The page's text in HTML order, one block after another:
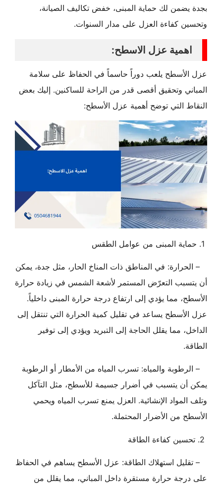
بجدة يضمن لك حماية المبنى، خفض تكاليف الصيانة،
وتحسين كفاءة العزل على مدار السنوات.
اهمية عزل الاسطح:
عزل الأسطح يلعب دوراً حاسماً في الحفاظ على سلامة
المباني وتحقيق أقصى قدر من الراحة للساكنين. إليك بعض
النقاط التي توضح أهمية عزل الأسطح:
– الحرارة: في المناطق ذات المناخ الحار، مثل جدة، يمكن
أن يتسبب التعرّض المستمر لأشعة الشمس في زيادة حرارة
الأسطح، مما يؤدي إلى ارتفاع درجة حرارة المبنى داخلياً.
عزل الأسطح يساعد في تقليل كمية الحرارة التي تنتقل إلى
الداخل، مما يقلل الحاجة إلى التبريد ويؤدي إلى توفير
الطاقة.
– الرطوبة والمياه: تسرب المياه من الأمطار أو الرطوبة
يمكن أن يتسبب في أضرار جسيمة للأسطح، مثل التآكل
وتلف المواد الإنشائية. العزل يمنع تسرب المياه ويحمي
الأسطح من الأضرار المحتملة.
– تقليل استهلاك الطاقة: عزل الأسطح يساهم في الحفاظ
على درجة حرارة مستقرة داخل المباني، مما يقلل من